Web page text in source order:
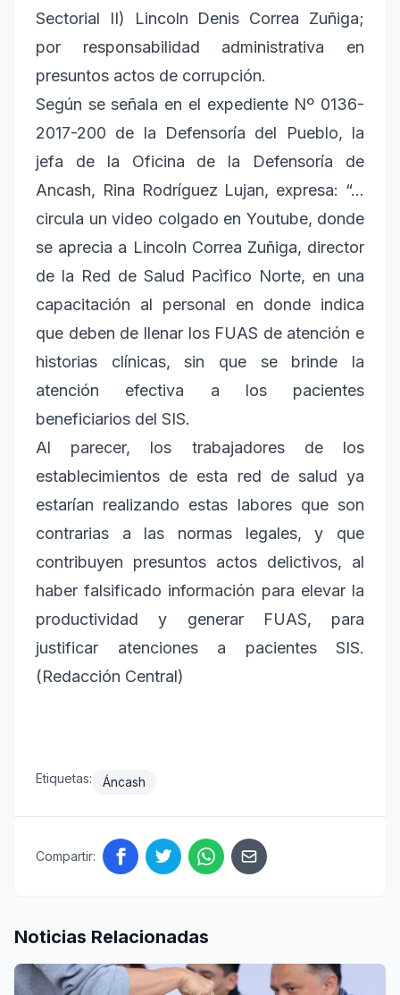
Sectorial II) Lincoln Denis Correa Zuñiga;
por responsabilidad administrativa en
presuntos actos de corrupción.
Según se señala en el expediente Nº 0136-
2017-200 de la Defensoría del Pueblo, la
jefa de la Oficina de la Defensoría de
Ancash, Rina Rodríguez Lujan, expresa: “…
circula un video colgado en Youtube, donde
se aprecia a Lincoln Correa Zuñiga, director
de la Red de Salud Pacìfico Norte, en una
capacitación al personal en donde indica
que deben de llenar los FUAS de atención e
historias clínicas, sin que se brinde la
atención efectiva a los pacientes
beneficiarios del SIS.
Al parecer, los trabajadores de los
establecimientos de esta red de salud ya
estarían realizando estas labores que son
contrarias a las normas legales, y que
contribuyen presuntos actos delictivos, al
haber falsificado información para elevar la
productividad y generar FUAS, para
justificar atenciones a pacientes SIS.
(Redacción Central)
Etiquetas: Áncash
Compartir:
Noticias Relacionadas